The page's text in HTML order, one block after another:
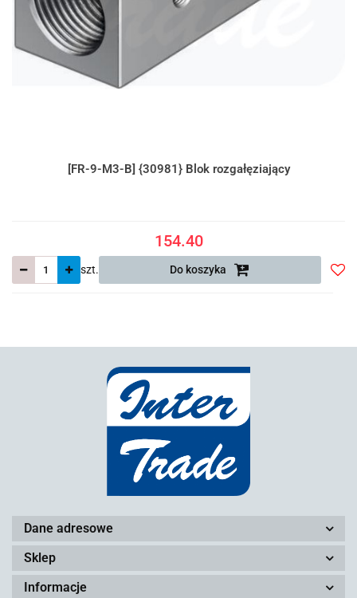
[FR-9-M3-B] {30981} Blok rozgałęziający
154.40
szt. Do koszyka
Dane adresowe
Sklep
Informacje